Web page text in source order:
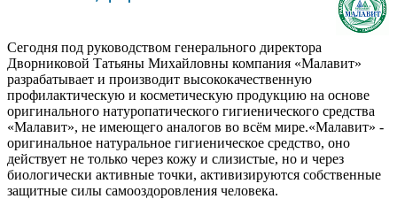
Сегодня под руководством генерального директора
Дворниковой Татьяны Михайловны компания «Малавит»
разрабатывает и производит высококачественную
профилактическую и косметическую продукцию на основе
оригинального натуропатического гигиенического средства
«Малавит», не имеющего аналогов во всём мире.«Малавит» -
оригинальное натуральное гигиеническое средство, оно
действует не только через кожу и слизистые, но и через
биологически активные точки, активизируются собственные
защитные силы самооздоровления человека.